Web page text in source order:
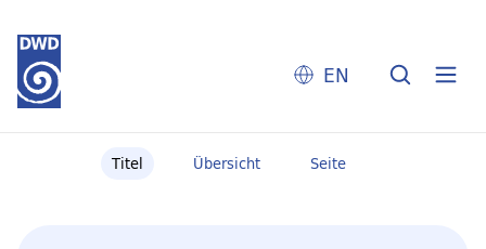
EN
Titel Übersicht Seite